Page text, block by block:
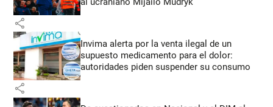
share
Invima alerta por la venta ilegal de un
supuesto medicamento para el dolor:
autoridades piden suspender su consumo
share